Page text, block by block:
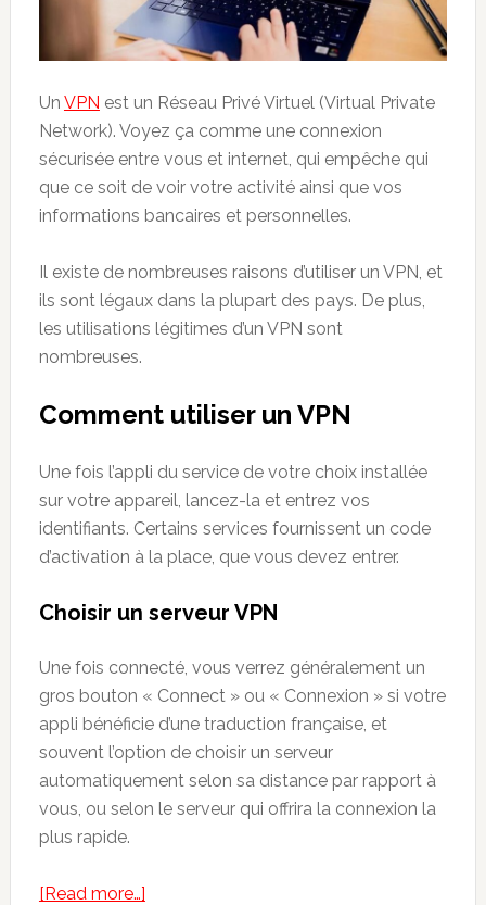
Un VPN est un Réseau Privé Virtuel (Virtual Private
Network). Voyez ça comme une connexion
sécurisée entre vous et internet, qui empêche qui
que ce soit de voir votre activité ainsi que vos
informations bancaires et personnelles.
Il existe de nombreuses raisons d’utiliser un VPN, et
ils sont légaux dans la plupart des pays. De plus,
les utilisations légitimes d’un VPN sont
nombreuses.
Comment utiliser un VPN
Une fois l’appli du service de votre choix installée
sur votre appareil, lancez-la et entrez vos
identifiants. Certains services fournissent un code
d’activation à la place, que vous devez entrer.
Choisir un serveur VPN
Une fois connecté, vous verrez généralement un
gros bouton « Connect » ou « Connexion » si votre
appli bénéficie d’une traduction française, et
souvent l’option de choisir un serveur
automatiquement selon sa distance par rapport à
vous, ou selon le serveur qui offrira la connexion la
plus rapide.
[Read more…]about